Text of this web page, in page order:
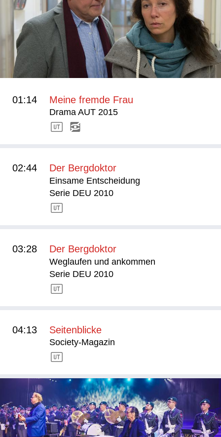
01:14 Meine fremde Frau
Drama AUT 2015
02:44 Der Bergdoktor
Einsame Entscheidung
Serie DEU 2010
03:28 Der Bergdoktor
Weglaufen und ankommen
Serie DEU 2010
04:13 Seitenblicke
Society-Magazin